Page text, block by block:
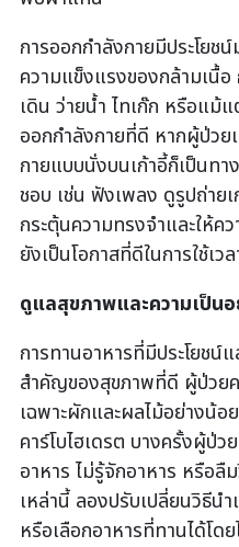
การออกกำลังกายมีประโยช
ความแข็งแรงของกล้ามเนื้
เดิน ว่ายน้ำ ไทเก๊ก หรือแม้
ออกกำลังกายที่ดี หากผู้ป่วย
กายแบบนั่งบนเก้าอี้ก็เป็นท
ชอบ เช่น ฟังเพลง ดูรูปถ่าย
กระตุ้นความทรงจำและให้ค
ยังเป็นโอกาสที่ดีในการใช้เ
ดูแลสุขภาพและความเป็น
การทานอาหารที่มีประโยชน์
สำคัญของสุขภาพที่ดี ผู้ป่วย
เฉพาะผักและผลไม้อย่างน้
คาร์โบไฮเดรต บางครั้งผู้ป่
อาหาร ไม่รู้จักอาหาร หรือ
เหล่านี้ ลองปรับเปลี่ยนวิธีน
หรือเลือกอาหารที่ทานได้โด